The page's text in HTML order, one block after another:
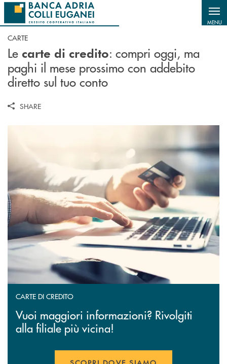
Salta al contenuto principale
MENU
CARTE
Le carte di credito: compri oggi, ma
paghi il mese prossimo con addebito
diretto sul tuo conto
SHARE
CARTE DI CREDITO
Vuoi maggiori informazioni? Rivolgiti
alla filiale più vicina!